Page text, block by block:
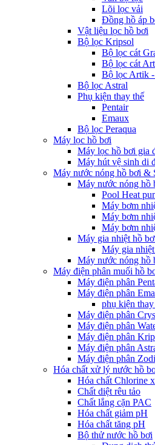
Lõi lọc vải
Đồng hồ áp
Vật liệu lọc hồ bơi
Bộ lọc Kripsol
Bộ lọc cát
Bộ lọc cát
Bộ lọc Artik
Bộ lọc Astral
Phụ kiện thay thế
Pentair
Emaux
Bộ lọc Peraqua
Máy lọc hồ bơi
Máy lọc hồ bơi gia
Máy hút vệ sinh di
Máy nước nóng hồ bơi &
Máy nước nóng hồ
Pool Heat
Máy bơm
Máy bơm
Máy bơm
Máy gia nhiệt hồ
Máy gia
Máy nước nóng hồ
Máy điện phân muối hồ
Máy điện phân
Máy điện phân
phụ kiện
Máy điện phân
Máy điện phân
Máy điện phân
Máy điện phân
Máy điện phân
Hóa chất xử lý nước hồ
Hóa chất Chlorine
Chất diệt rêu tảo
Chất lắng cặn PAC
Hóa chất giảm pH
Hóa chất tăng pH
Bộ thử nước hồ bơi